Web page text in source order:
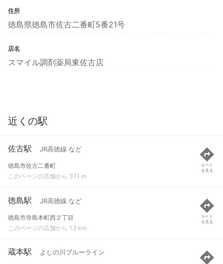
住所
徳島県徳島市佐古二番町5番21号
店名
スマイル調剤薬局東佐古店
近くの駅
佐古駅 JR高徳線 など
徳島市佐古二番町
このページの店舗から 371 m
ルート
を見る
徳島駅 JR高徳線 など
徳島市寺島本町西２丁目
このページの店舗から 1.2 km
ルート
を見る
蔵本駅 よしの川ブルーライン